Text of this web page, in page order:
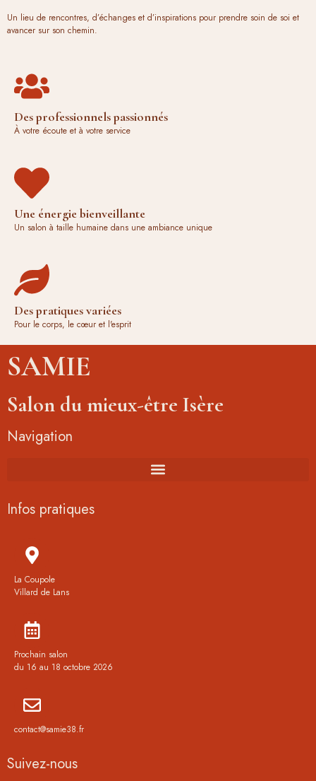
Un lieu de rencontres, d’échanges et d’inspirations pour prendre soin de soi et
avancer sur son chemin.
Des professionnels passionnés
À votre écoute et à votre service
Une énergie bienveillante
Un salon à taille humaine dans une ambiance unique
Des pratiques variées
Pour le corps, le cœur et l'esprit
SAMIE
Salon du mieux-être Isère
Navigation
Infos pratiques
La Coupole
Villard de Lans
Prochain salon
du 16 au 18 octobre 2026
contact@samie38.fr
Suivez-nous